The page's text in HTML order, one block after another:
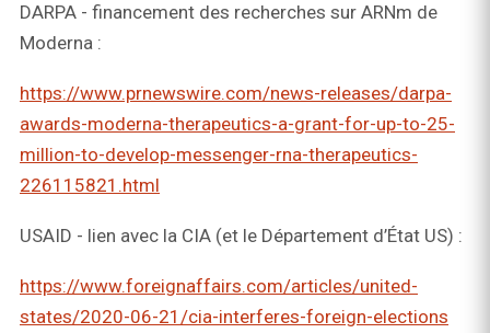
DARPA - financement des recherches sur ARNm de
Moderna :
https://www.prnewswire.com/news-releases/darpa-
awards-moderna-therapeutics-a-grant-for-up-to-25-
million-to-develop-messenger-rna-therapeutics-
226115821.html
USAID - lien avec la CIA (et le Département d’État US) :
https://www.foreignaffairs.com/articles/united-
states/2020-06-21/cia-interferes-foreign-elections